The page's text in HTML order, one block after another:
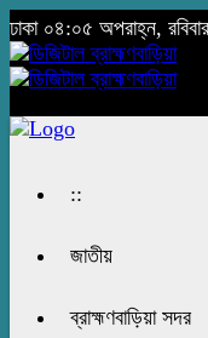
ঢাকা ০৪:০৫ অপরাহ্ন,
::
জাতীয়
ব্রাহ্মণবাড়িয়া সদর